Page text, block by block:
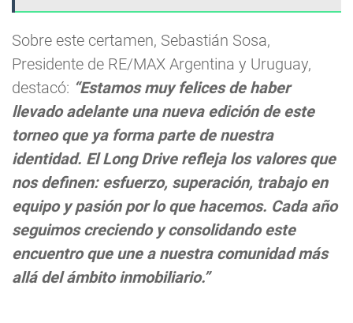
Sobre este certamen, Sebastián Sosa,
Presidente de RE/MAX Argentina y Uruguay,
destacó: “Estamos muy felices de haber
llevado adelante una nueva edición de este
torneo que ya forma parte de nuestra
identidad. El Long Drive refleja los valores que
nos definen: esfuerzo, superación, trabajo en
equipo y pasión por lo que hacemos. Cada año
seguimos creciendo y consolidando este
encuentro que une a nuestra comunidad más
allá del ámbito inmobiliario.”